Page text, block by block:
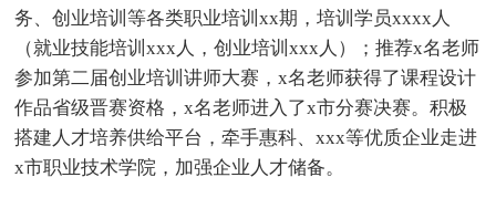
务、创业培训等各类职业培训xx期，培训学员xxxx人
（就业技能培训xxx人，创业培训xxx人）；推荐x名老师
参加第二届创业培训讲师大赛，x名老师获得了课程设计
作品省级晋赛资格，x名老师进入了x市分赛决赛。积极
搭建人才培养供给平台，牵手惠科、xxx等优质企业走进
x市职业技术学院，加强企业人才储备。